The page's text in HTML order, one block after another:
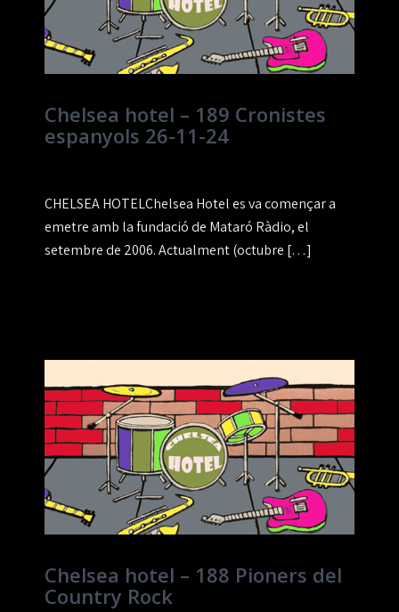
Chelsea hotel – 189 Cronistes
espanyols 26-11-24
CHELSEA HOTELChelsea Hotel es va començar a
emetre amb la fundació de Mataró Ràdio, el
setembre de 2006. Actualment (octubre […]
Chelsea hotel – 188 Pioners del
Country Rock